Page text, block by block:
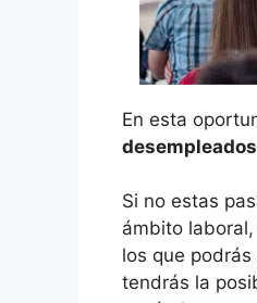
En esta
Si no estas
ámbito
los que
tendrás la